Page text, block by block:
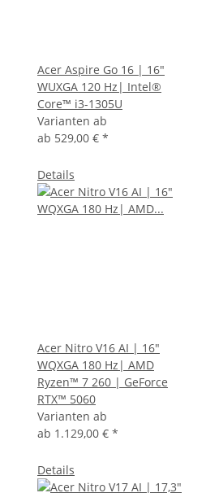
Acer Aspire Go 16 | 16"
WUXGA 120 Hz| Intel®
Core™ i3-1305U
Varianten ab
ab 529,00 € *
Details
Acer Nitro V16 AI | 16"
WQXGA 180 Hz| AMD
Ryzen™ 7 260 | GeForce
RTX™ 5060
Varianten ab
ab 1.129,00 € *
Details